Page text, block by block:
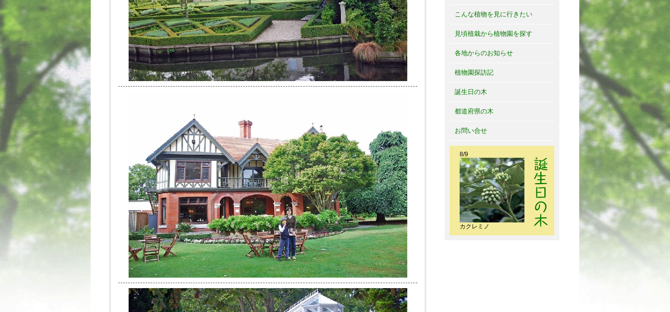
こんな植物を見に行きたい
見頃植栽から植物園を探す
各地からのお知らせ
植物園探訪記
誕生日の木
都道府県の木
お問い合せ
8/9
カクレミノ